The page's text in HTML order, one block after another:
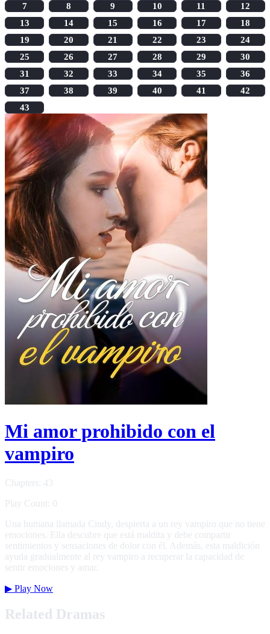
7
8 9 10 11
12
13
14 15 16 17
18
19
20 21 22 23
24
25
26 27 28 29
30
31
32 33 34 35
36
37
38 39 40 41
42
43
Mi amor prohibido con el
vampiro
Chapters: 43
Play Count: 0
Una humana llamada Cindy, despierta a un rey vampiro que no tiene
emociones. Ella descubre que está maldita y debe compartir
sentimientos y sensaciones de dolor con él. Además, esta maldición
ayuda gradualmente al rey vampiro a recuperar la capacidad de
sentir emociones y amar.
▶ Play Now
Related Dramas